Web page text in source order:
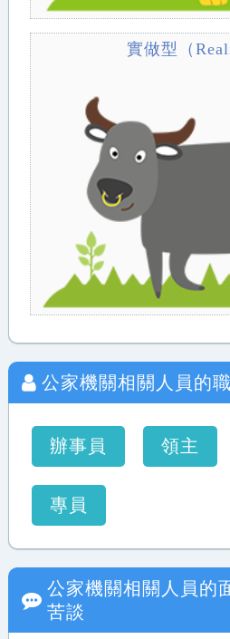
實做型（
公家機關相關人員 的
辦事員 領主
專員
公家機關相關人員 的
苦談